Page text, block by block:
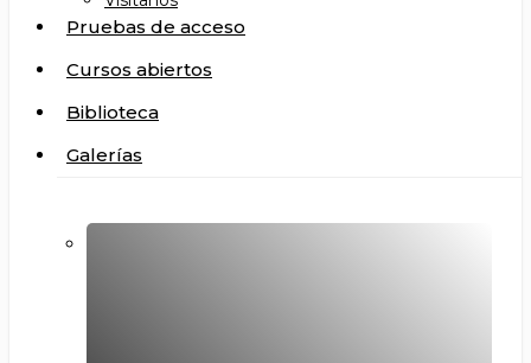
Pruebas de acceso
Cursos abiertos
Biblioteca
Galerías